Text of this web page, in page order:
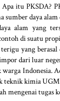
itu PKSDA?
daya
alam yang
di suatu
yang
dari luar
Indonesia.
teknik kimia
mengenai tugas